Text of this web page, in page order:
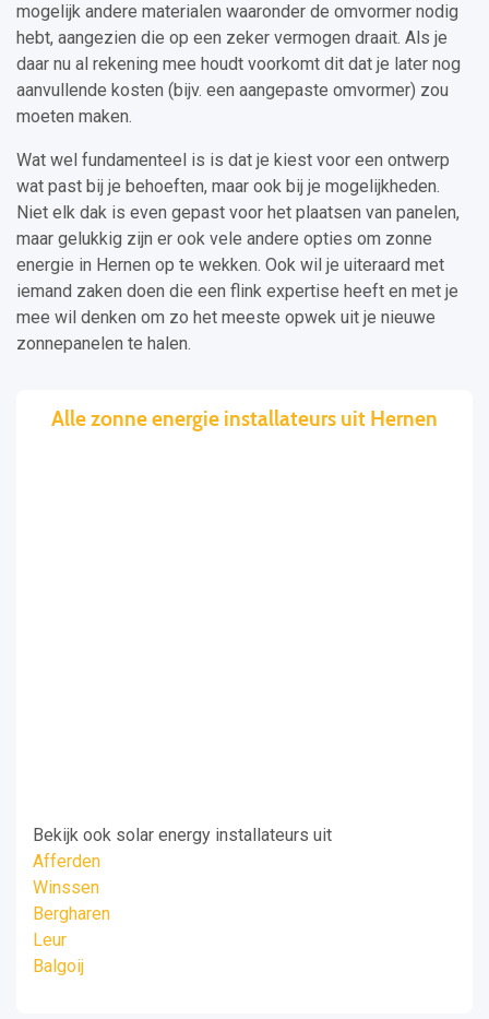
mogelijk andere materialen waaronder de omvormer nodig
hebt, aangezien die op een zeker vermogen draait. Als je
daar nu al rekening mee houdt voorkomt dit dat je later nog
aanvullende kosten (bijv. een aangepaste omvormer) zou
moeten maken.
Wat wel fundamenteel is is dat je kiest voor een ontwerp
wat past bij je behoeften, maar ook bij je mogelijkheden.
Niet elk dak is even gepast voor het plaatsen van panelen,
maar gelukkig zijn er ook vele andere opties om zonne
energie in Hernen op te wekken. Ook wil je uiteraard met
iemand zaken doen die een flink expertise heeft en met je
mee wil denken om zo het meeste opwek uit je nieuwe
zonnepanelen te halen.
Alle zonne energie installateurs uit Hernen
Bekijk ook solar energy installateurs uit
Afferden
Winssen
Bergharen
Leur
Balgoij